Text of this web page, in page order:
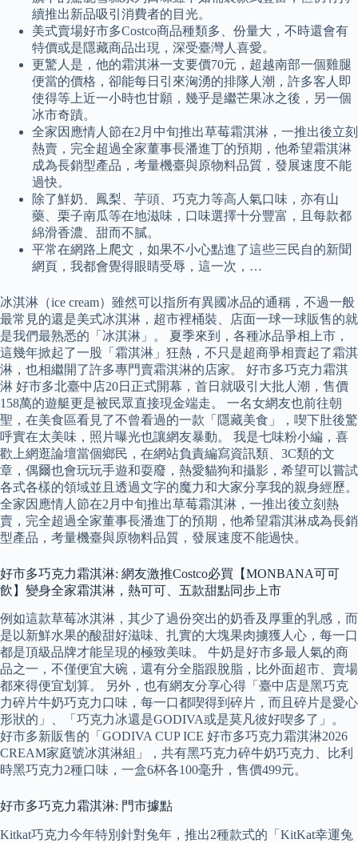
續推出新品吸引消費者的目光。
美式賣場好市多Costco商品種類多、份量大，不時還會有
特價或是隱藏商品出現，深受臺灣人喜愛。
更驚人是，他的霜淇淋一支要價70元，超越南部一個雞腿
便當的價格，卻能每日引來洶湧的排隊人潮，許多客人即
使得等上近一小時也甘願，幾乎是繼芒果冰之後，另一個
冰市奇蹟。
全家因應情人節在2月中旬推出草莓霜淇淋，一推出後立刻
熱賣，完全超過全家董事長潘進丁的預期，他希望霜淇淋
成為長銷型產品，考量機臺與原物料品質，發展速度不能
過快。
除了鮮奶、鳳梨、芋頭、巧克力等高人氣口味，亦有山
藥、栗子南瓜等在地滋味，口味選擇十分豐富，且每款都
綿滑香濃、甜而不膩。
平常在網路上爬文，如果不小心點進了這些三民自的新聞
網頁，我都會覺得眼睛受辱，這一次，…
冰淇淋（ice cream）雖然可以指所有異國冰品的通稱，不過一般
最常見的還是美式冰淇淋，超市裡桶裝、店面一球一球販售的就
是我們最熟悉的「冰淇淋」。 夏季來到，各種冰品爭相上市，
這幾年掀起了一股「霜淇淋」狂熱，不只是超商爭相賣起了霜淇
淋，也相繼開了許多專門賣霜淇淋的店家。 好市多巧克力霜淇
淋 好市多北臺中店20日正式開幕，首日就吸引大批人潮，售價
158萬的遊艇更是被民眾直接現金端走。 一名女網友也前往朝
聖，在美食區看見了不曾看過的一款「隱藏美食」，喫下肚後驚
呼實在太美味，照片曝光也讓網友暴動。 我是七味粉小編，喜
歡上網逛論壇當個鄉民，在網站負責編寫資訊類、3C類的文
章，偶爾也會玩玩手遊和耍廢，熱愛貓狗和攝影，希望可以嘗試
各式各樣的領域並且透過文字的魔力和大家分享我的親身經歷。
全家因應情人節在2月中旬推出草莓霜淇淋，一推出後立刻熱
賣，完全超過全家董事長潘進丁的預期，他希望霜淇淋成為長銷
型產品，考量機臺與原物料品質，發展速度不能過快。
好市多巧克力霜淇淋: 網友激推Costco必買【MONBANA可可
飲】變身全家霜淇淋，熱可可、五款甜點同步上市
例如這款草莓冰淇淋，其少了過份突出的奶香及厚重的乳感，而
是以新鮮水果的酸甜好滋味、扎實的大塊果肉擄獲人心，每一口
都是頂級品牌才能呈現的極致美味。 牛奶是好市多最人氣的商
品之一，不僅便宜大碗，還有分全脂跟脫脂，比外面超市、賣場
都來得便宜划算。 另外，也有網友分享心得「臺中店是黑巧克
力碎片牛奶巧克力口味，每一口都喫得到碎片，而且碎片是愛心
形狀的」、「巧克力冰還是GODIVA或是莫凡彼好喫多了」。
好市多新販售的「GODIVA CUP ICE 好市多巧克力霜淇淋2026
CREAM家庭號冰淇淋組」，共有黑巧克力碎牛奶巧克力、比利
時黑巧克力2種口味，一盒6杯各100毫升，售價499元。
好市多巧克力霜淇淋: 門市據點
Kitkat巧克力今年特別針對兔年，推出2種款式的「KitKat幸運兔